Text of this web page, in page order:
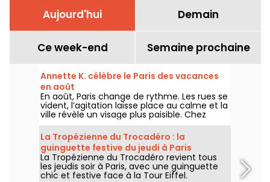
Aujourd'hui Demain
Ce week-end Semaine prochaine
Annette K. célèbre le Paris des vacances
en août
En août, Paris change de rythme. Les rues se
vident, l’agitation laisse place au calme et la
ville révèle un visage plus paisible. Chez
Annette K., on profite de cette parenthèse
unique pour prolonger l’esprit des vacances,
les pieds presque dans l’eau, avant le retour
à la rentrée.
La Tropézienne du Trocadéro : la
guinguette festive du jeudi à Paris
La Tropézienne du Trocadéro revient tous
les jeudis soir à Paris, avec une guinguette
chic et festive face à la Tour Eiffel.